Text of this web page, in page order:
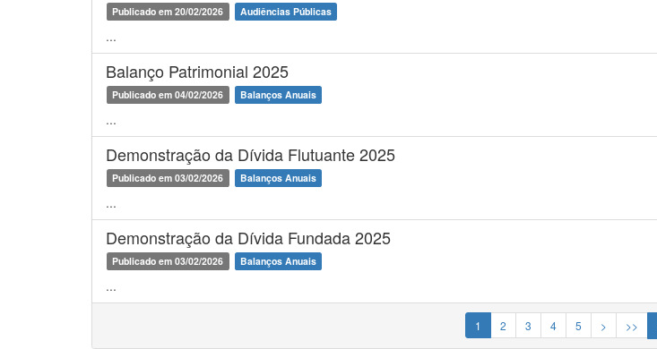
Publicado em 20/02/2026 Audiências Públicas
...
Balanço Patrimonial 2025
Publicado em 04/02/2026 Balanços Anuais
...
Demonstração da Dívida Flutuante 2025
Publicado em 03/02/2026 Balanços Anuais
...
Demonstração da Dívida Fundada 2025
Publicado em 03/02/2026 Balanços Anuais
...
1 2 3 4 5 > >>